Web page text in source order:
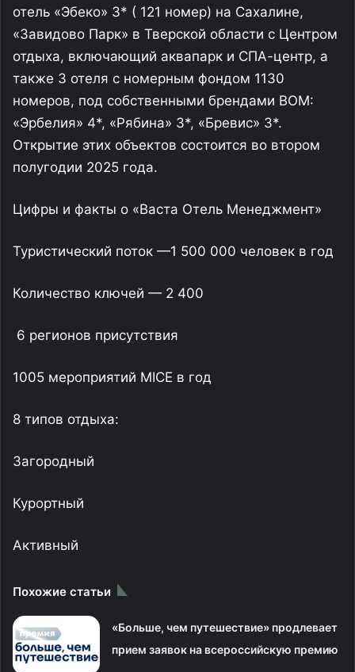
отель «Эбеко» 3* ( 121 номер) на Сахалине,
«Завидово Парк» в Тверской области с Центром
отдыха, включающий аквапарк и СПА-центр, а
также 3 отеля с номерным фондом 1130
номеров, под собственными брендами ВОМ:
«Эрбелия» 4*, «Рябина» 3*, «Бревис» 3*.
Открытие этих объектов состоится во втором
полугодии 2025 года.
Цифры и факты о «Васта Отель Менеджмент»
Туристический поток —1 500 000 человек в год
Количество ключей — 2 400
6 регионов присутствия
1005 мероприятий MICE в год
8 типов отдыха:
Загородный
Курортный
Активный
Похожие статьи
«Больше, чем путешествие» продлевает
прием заявок на всероссийскую премию